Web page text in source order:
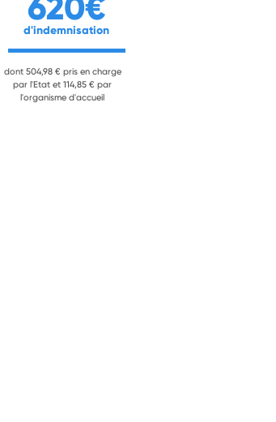
d'indemnisation
dont 504,98 € pris en charge
par l'Etat et 114,85 € par
l'organisme d'accueil